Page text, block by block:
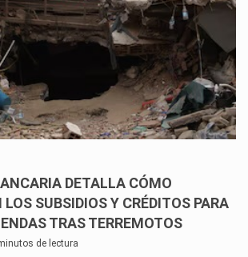
DETALLA CÓMO
SUBSIDIOS Y CRÉDITOS PARA
TRAS TERREMOTOS
de lectura